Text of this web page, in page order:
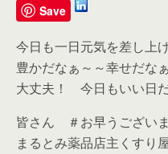
Save
今日も一日元気を差し上げ
豊かだなぁ～～幸せだな
大丈夫！ 今日もいい日だ
皆さん ＃お早うござい
まるとみ薬品店主くすり